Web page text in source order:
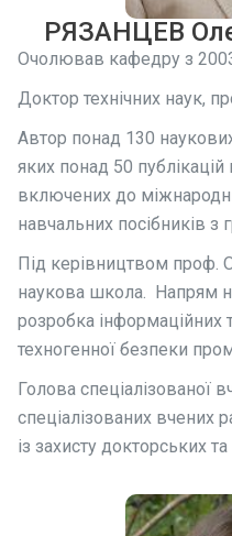
РЯЗАНЦЕВ
Очолював кафедру з 2003
Доктор технічних наук,
Автор понад 130
яких понад 50
включених до
навчальних посібників
Під керівництвом проф.
наукова школа. Напрям
розробка інформаційних
техногенної безпеки
Голова спеціалізованої
спеціалізованих вчених
із захисту докторських